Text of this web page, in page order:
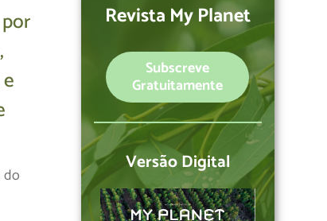
Revista My Planet
Subscreve
Gratuitamente
Versão Digital